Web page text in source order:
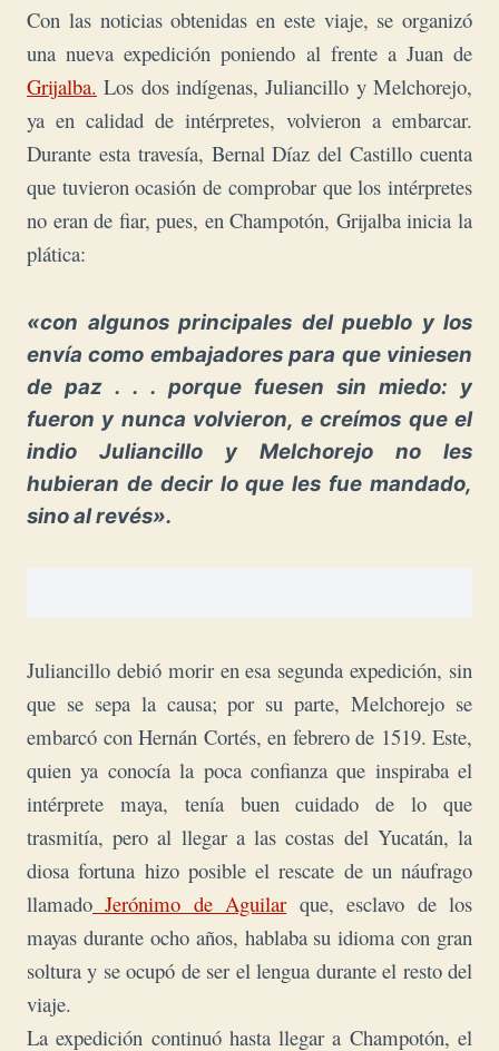
Con las noticias obtenidas en este viaje, se organizó
una nueva expedición poniendo al frente a Juan de
Grijalba. Los dos indígenas, Juliancillo y Melchorejo,
ya en calidad de intérpretes, volvieron a embarcar.
Durante esta travesía, Bernal Díaz del Castillo cuenta
que tuvieron ocasión de comprobar que los intérpretes
no eran de fiar, pues, en Champotón, Grijalba inicia la
plática:
«con algunos principales del pueblo y los
envía como embajadores para que viniesen
de paz . . . porque fuesen sin miedo: y
fueron y nunca volvieron, e creímos que el
indio Juliancillo y Melchorejo no les
hubieran de decir lo que les fue mandado,
sino al revés».
Juliancillo debió morir en esa segunda expedición, sin
que se sepa la causa; por su parte, Melchorejo se
embarcó con Hernán Cortés, en febrero de 1519. Este,
quien ya conocía la poca confianza que inspiraba el
intérprete maya, tenía buen cuidado de lo que
trasmitía, pero al llegar a las costas del Yucatán, la
diosa fortuna hizo posible el rescate de un náufrago
llamado Jerónimo de Aguilar que, esclavo de los
mayas durante ocho años, hablaba su idioma con gran
soltura y se ocupó de ser el lengua durante el resto del
viaje.
La expedición continuó hasta llegar a Champotón, el